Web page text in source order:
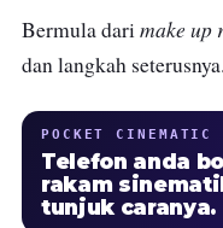
Bermula darimake up
dan langkah seterusnya.
POCKET CINEMATIC
Telefon anda
rakam
tunjuk caranya.